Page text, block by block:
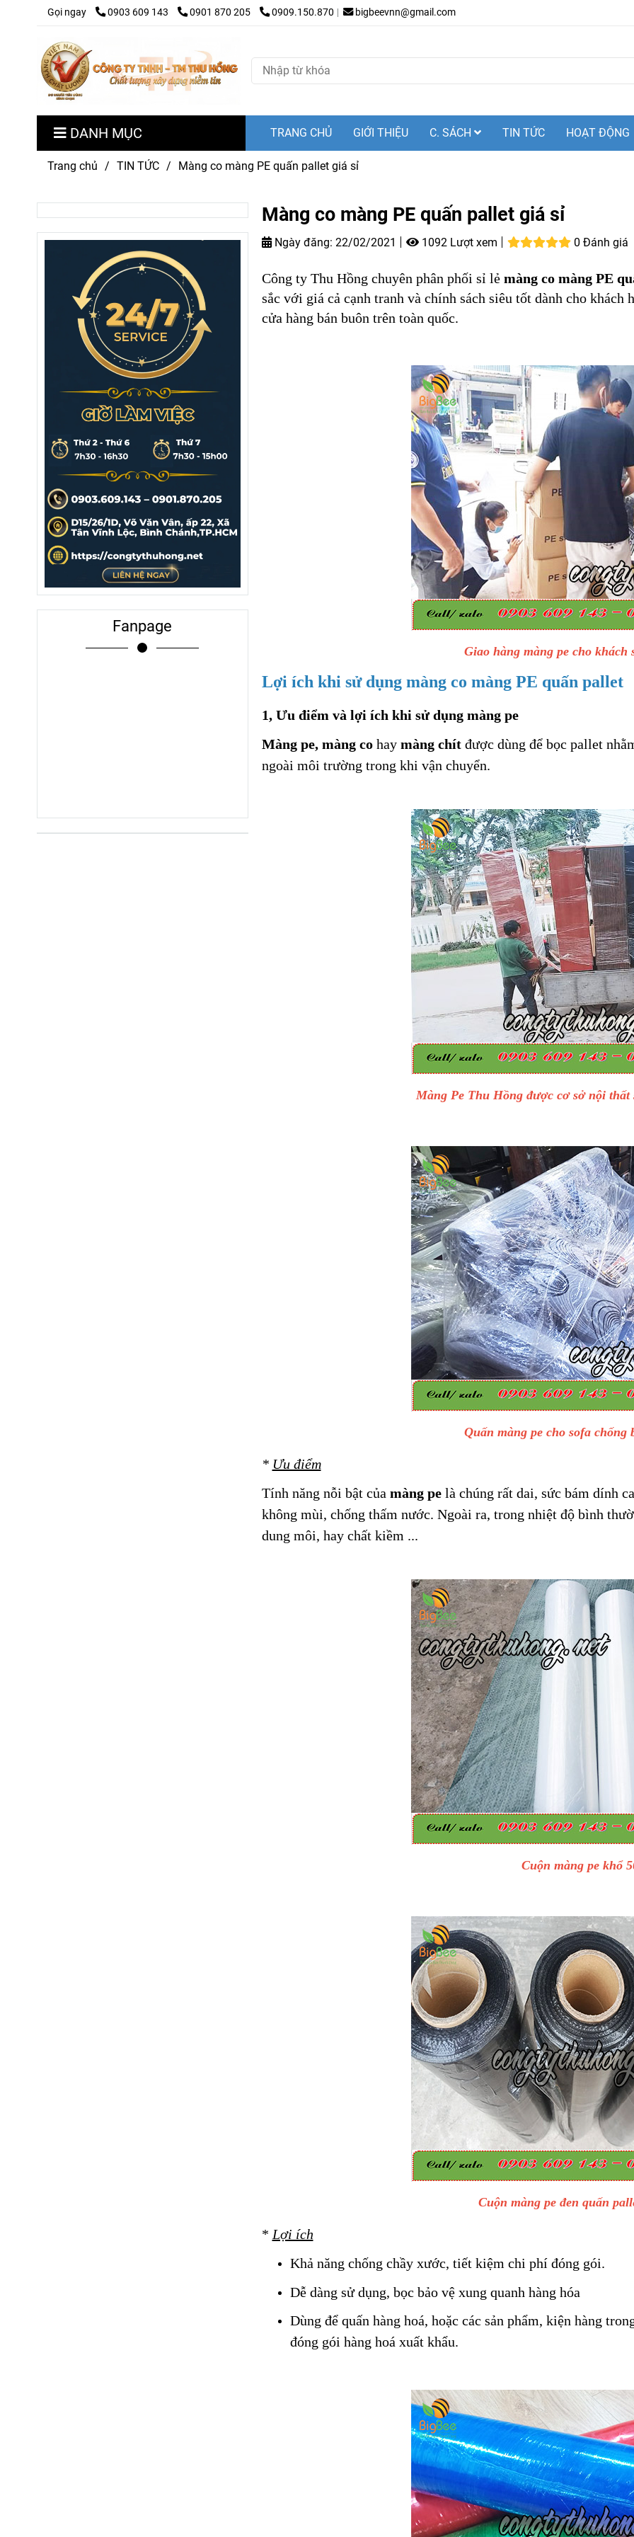
Gọi ngay 0903 609 143 0901 870 205 0909.150.870 bigbeevnn@gmail.com
DANH MỤC TRANG CHỦ GIỚI THIỆU C. SÁCH TIN TỨC HOẠT ĐỘNG
Trang chủ / TIN TỨC / Màng co màng PE quấn pallet giá sỉ
Màng co màng PE quấn pallet giá sỉ
Ngày đăng: 22/02/2021 1092 Lượt xem 0 Đánh giá
Công ty Thu Hồng chuyên phân phối sỉ lẻ màng co màng PE
sắc với giá cả cạnh tranh và chính sách siêu tốt dành cho khách
cửa hàng bán buôn trên toàn quốc.
Giao hàng màng pe cho
Lợi ích khi sử dụng màng co màng PE quấn pallet
1, Ưu điểm và lợi ích khi sử dụng màng pe
Màng pe, màng cohay màng chítđược dùng để bọc pallet
ngoài môi trường trong khi vận chuyển.
Màng Pe Thu Hồng được cơ sở nội thất
Quấn màng pe cho sofa chống
* Ưu điểm
Tính năng nỗi bật của màng pelà chúng rất dai, sức bám dính
không mùi, chống thấm nước. Ngoài ra, trong nhiệt độ bình
dung môi, hay chất kiềm ...
Cuộn màng pe khổ
Cuộn màng pe đen quấn
*Lợi ích
Khả năng chống chầy xước, tiết kiệm chi phí đóng gói.
Dễ dàng sử dụng, bọc bảo vệ xung quanh hàng hóa
Dùng để quấn hàng hoá, hoặc các sản phẩm, kiện hàng
đóng gói hàng hoá xuất khẩu.
Fanpage